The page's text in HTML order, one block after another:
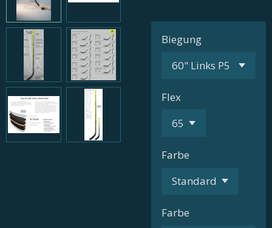
Biegung
Flex
Farbe
Farbe